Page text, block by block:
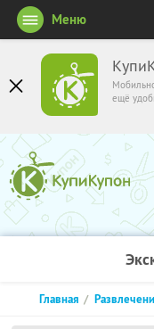
ещё
Меню
Главная